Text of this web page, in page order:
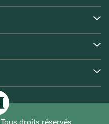
droits réservés